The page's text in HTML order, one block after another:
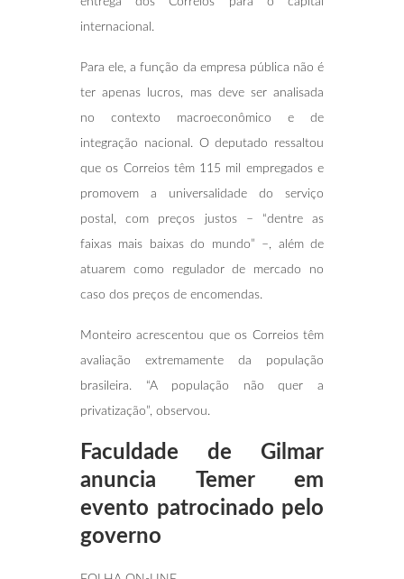
internacional.
Para ele, a função da empresa pública não é
ter apenas lucros, mas deve ser analisada
no contexto macroeconômico e de
integração nacional. O deputado ressaltou
que os Correios têm 115 mil empregados e
promovem a universalidade do serviço
postal, com preços justos – “dentre as
faixas mais baixas do mundo” –, além de
atuarem como regulador de mercado no
caso dos preços de encomendas.
Monteiro acrescentou que os Correios têm
avaliação extremamente da população
brasileira. “A população não quer a
privatização”, observou.
Faculdade de Gilmar
anuncia Temer em
evento patrocinado pelo
governo